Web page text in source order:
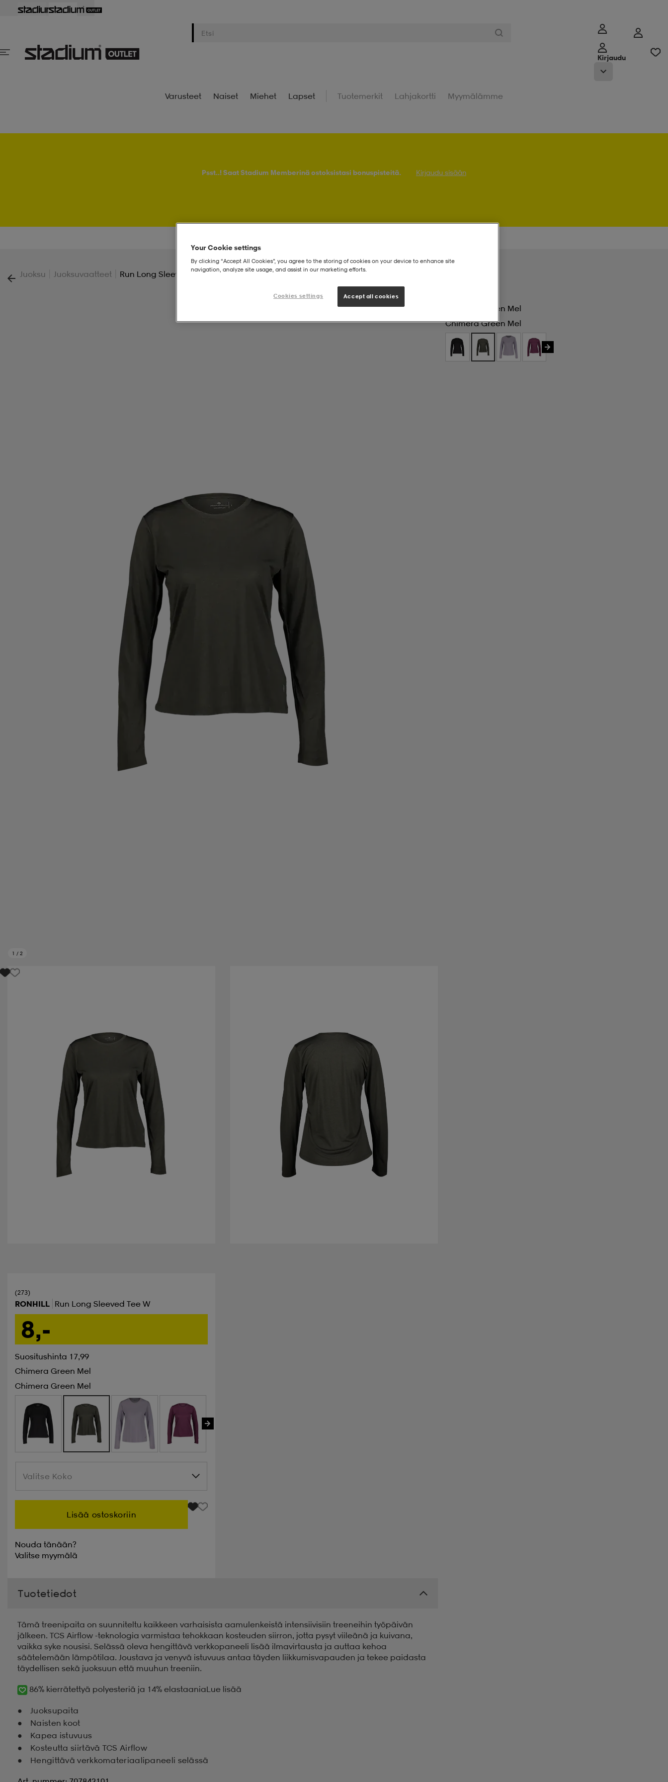
Kirjaudu
Varusteet Naiset Miehet Lapset Tuotemerkit Lahjakortti Myymälämme
Psst..! Saat Stadium Memberinä ostoksistasi bonuspisteitä. Kirjaudu sisään
Juoksu Juoksuvaatteet Run Long Sleeved Tee W
1 / 2
Chimera Green Mel
Chimera Green Mel
(273)
RONHILL Run Long Sleeved Tee W
8,-
Suositushinta 17,99
Chimera Green Mel
Chimera Green Mel
Valitse Koko
Valitse Koko
Lisää ostoskoriin
Nouda tänään?
Valitse myymälä
Tuotetiedot
Tämä treenipaita on suunniteltu kaikkeen varhaisista aamulenkeistä intensiivisiin treeneihin työpäivän
jälkeen. TCS Airflow -teknologia varmistaa tehokkaan kosteuden siirron, jotta pysyt viileänä ja kuivana,
vaikka syke nousisi. Selässä oleva hengittävä verkkopaneeli lisää ilmavirtausta ja auttaa kehoa
säätelemään lämpötilaa. Joustava ja venyvä istuvuus antaa täyden liikkumisvapauden ja tekee paidasta
täydellisen sekä juoksuun että muuhun treeniin.
86% kierrätettyä polyesteriä ja 14% elastaaniaLue lisää
Juoksupaita
Naisten koot
Kapea istuvuus
Kosteutta siirtävä TCS Airflow
Hengittävä verkkomateriaalipaneeli selässä
Your Cookie settings
By clicking “Accept All Cookies”, you agree to the storing of cookies on your device to enhance site
navigation, analyze site usage, and assist in our marketing efforts.
Cookies settings Accept all cookies